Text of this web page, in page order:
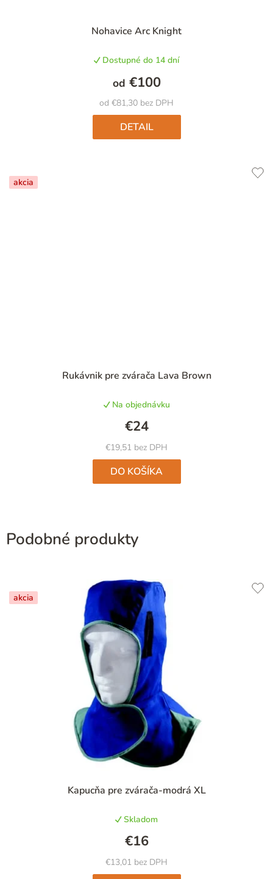
Nohavice Arc Knight
Dostupné do 14 dní
od €81,30 bez DPH
od €100
DETAIL
akcia
Rukávnik pre zvárača Lava Brown
hodnotenie
je
5,0
z
5
hviezdičiek.
Na objednávku
€19,51 bez DPH
€24
DO KOŠÍKA
Podobné produkty
akcia
Kapucňa pre zvárača-modrá XL
Skladom
€13,01 bez DPH
€16